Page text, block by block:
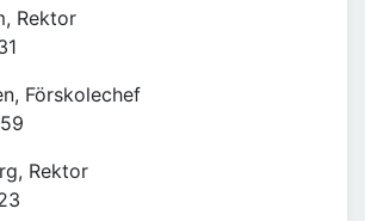
Rektor
Förskolechef
Rektor